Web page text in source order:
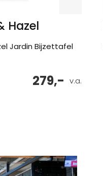
Hazel
Jardin Bijzettafel
v.a.
279,-